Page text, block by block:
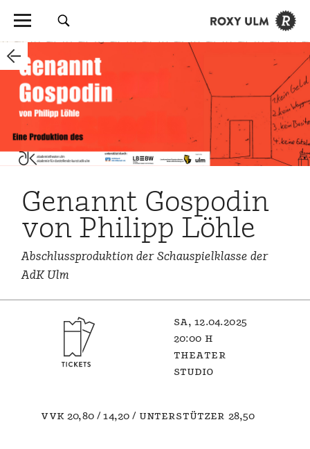
Genannt Gospodin
von Philipp Löhle
Abschlussproduktion der Schauspielklasse der
AdK Ulm
sa, 12.04.2025
20:00 h
theater
studio
vvk 20,80 / 14,20 / unterstützer 28,50